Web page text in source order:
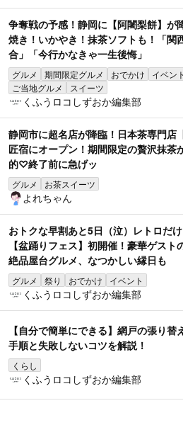
争奪戦の予感！静岡に【阿闍梨餅】が
焼き！いかやき！抹茶ソフトも！「関
合」「今行かなきゃ一生後悔」
グルメ 期間限定グルメ おでかけ
イベント
ご当地グルメ
スイーツ
くふうロコしずおか編集部
静岡市に超名店が降臨！日本茶専門店
匠宿にオープン！期間限定の贅沢抹茶
的♡終了前に急げッ
グルメ お茶スイーツ
よれちゃん
おトクな早割あと5日（泣）レトロだ
【盆踊りフェス】初開催！豪華ゲスト
絶品屋台グルメ、なつかしい縁日も
グルメ 祭り おでかけ イベント
くふうロコしずおか編集部
【自分で簡単にできる】網戸の張り替
手順と失敗しないコツを解説！
くらし
くふうロコしずおか編集部